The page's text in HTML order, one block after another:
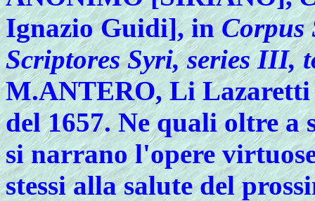
Ignazio Guidi], inCorpus
Scriptores Syri, series III,
M.ANTERO, Li Lazaretti
del 1657. Ne quali oltre a
si narrano l'opere
stessi alla salute del